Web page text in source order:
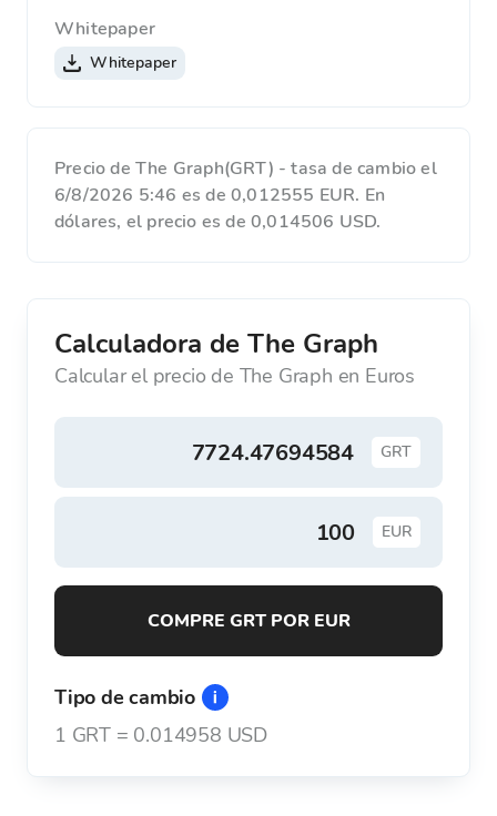
Whitepaper
Whitepaper
Precio de The Graph(GRT) - tasa de cambio el
6/8/2026 5:46 es de 0,012555 EUR. En
dólares, el precio es de 0,014506 USD.
Calculadora de The Graph
Calcular el precio de The Graph en Euros
GRT
EUR
COMPRE GRT POR EUR
Tipo de cambio
1 GRT = 0.014958 USD